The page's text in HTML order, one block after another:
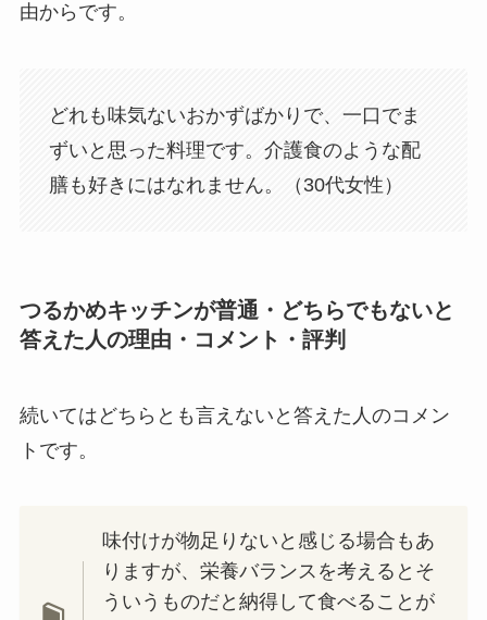
由からです。
どれも味気ないおかずばかりで、一口でま
ずいと思った料理です。介護食のような配
膳も好きにはなれません。（30代女性）
つるかめキッチンが普通・どちらでもないと
答えた人の理由・コメント・評判
続いてはどちらとも言えないと答えた人のコメン
トです。
味付けが物足りないと感じる場合もあ
りますが、栄養バランスを考えるとそ
ういうものだと納得して食べることが